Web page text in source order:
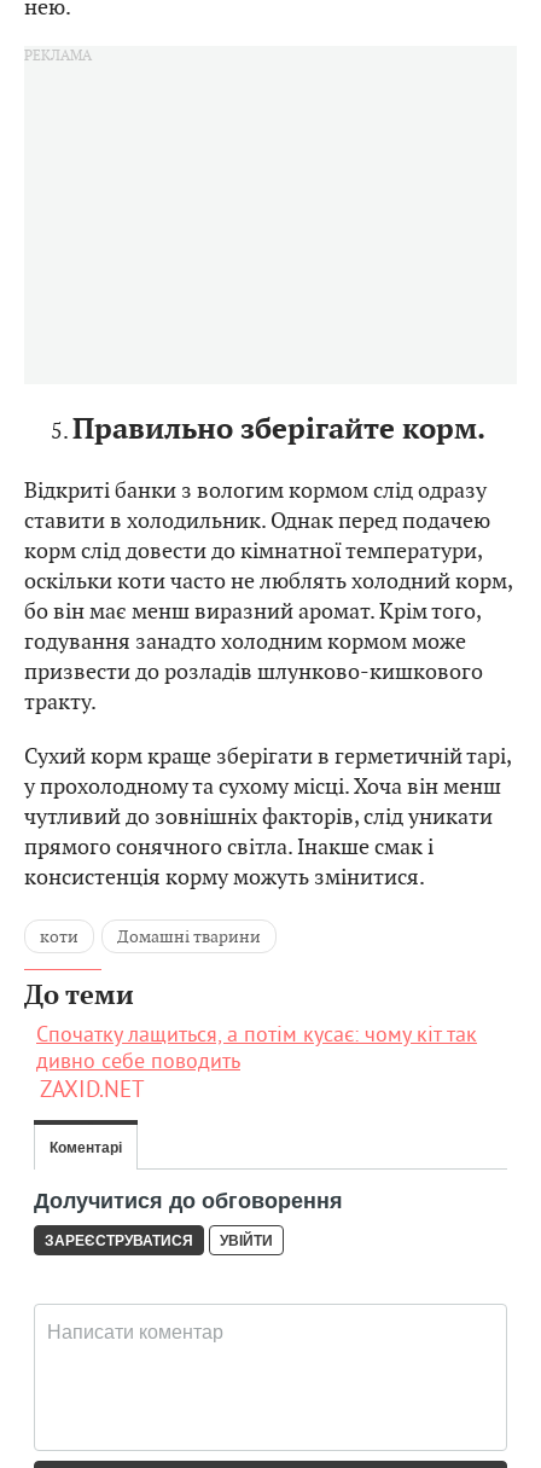
Правильно зберігайте корм.
ставити в холодильник. Однак перед подачею
корм слід довести до кімнатної температури,
оскільки коти часто не люблять холодний корм,
бо він має менш виразний аромат. Крім того,
годування занадто холодним кормом може
призвести до розладів шлунково-кишкового
тракту.
у прохолодному та сухому місці. Хоча він менш
чутливий до зовнішніх факторів, слід уникати
прямого сонячного світла. Інакше смак і
консистенція корму можуть змінитися.
коти Домашні тварини
До теми
Спочатку лащиться, а потім кусає: чому кіт так
дивно себе поводить
ZAXID.NET